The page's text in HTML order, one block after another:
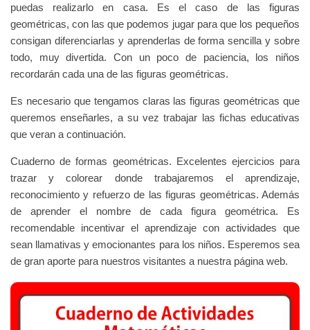
puedas realizarlo en casa. Es el caso de las figuras
geométricas, con las que podemos jugar para que los pequeños
consigan diferenciarlas y aprenderlas de forma sencilla y sobre
todo, muy divertida. Con un poco de paciencia, los niños
recordarán cada una de las figuras geométricas.
Es necesario que tengamos claras las figuras geométricas que
queremos enseñarles, a su vez trabajar las fichas educativas
que veran a continuación.
Cuaderno de formas geométricas. Excelentes ejercicios para
trazar y colorear donde trabajaremos el aprendizaje,
reconocimiento y refuerzo de las figuras geométricas. Además
de aprender el nombre de cada figura geométrica. Es
recomendable incentivar el aprendizaje con actividades que
sean llamativas y emocionantes para los niños. Esperemos sea
de gran aporte para nuestros visitantes a nuestra página web.